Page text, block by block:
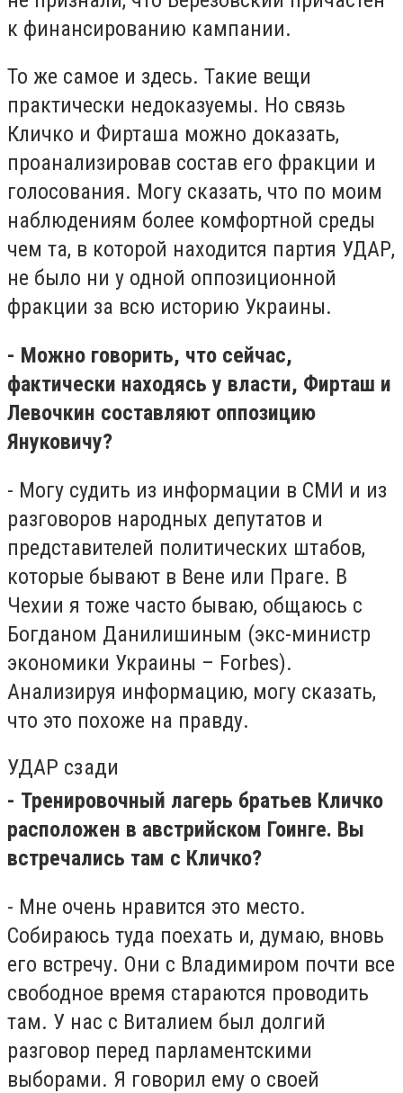
к финансированию кампании.
То же самое и здесь. Такие вещи
практически недоказуемы. Но связь
Кличко и Фирташа можно доказать,
проанализировав состав его фракции и
голосования. Могу сказать, что по моим
наблюдениям более комфортной среды
чем та, в которой находится партия УДАР,
не было ни у одной оппозиционной
фракции за всю историю Украины.
- Можно говорить, что сейчас,
фактически находясь у власти, Фирташ и
Левочкин составляют оппозицию
Януковичу?
- Могу судить из информации в СМИ и из
разговоров народных депутатов и
представителей политических штабов,
которые бывают в Вене или Праге. В
Чехии я тоже часто бываю, общаюсь с
Богданом Данилишиным (экс-министр
экономики Украины – Forbes).
Анализируя информацию, могу сказать,
что это похоже на правду.
УДАР сзади
- Тренировочный лагерь братьев Кличко
расположен в австрийском Гоинге. Вы
встречались там с Кличко?
- Мне очень нравится это место.
Собираюсь туда поехать и, думаю, вновь
его встречу. Они с Владимиром почти все
свободное время стараются проводить
там. У нас с Виталием был долгий
разговор перед парламентскими
выборами. Я говорил ему о своей